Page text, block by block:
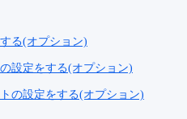
る(オプション)
設定をする(オプション)
の設定をする(オプション)